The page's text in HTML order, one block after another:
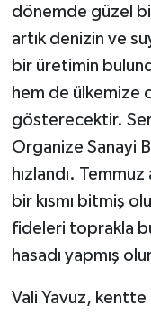
dönemde güzel
artık denizin ve
bir üretimin
hem de ülkemize
gösterecektir.
Organize Sanayi
hızlandı.
bir kısmı bitmiş
fideleri toprakla
hasadı yapmış
Vali Yavuz, kentte